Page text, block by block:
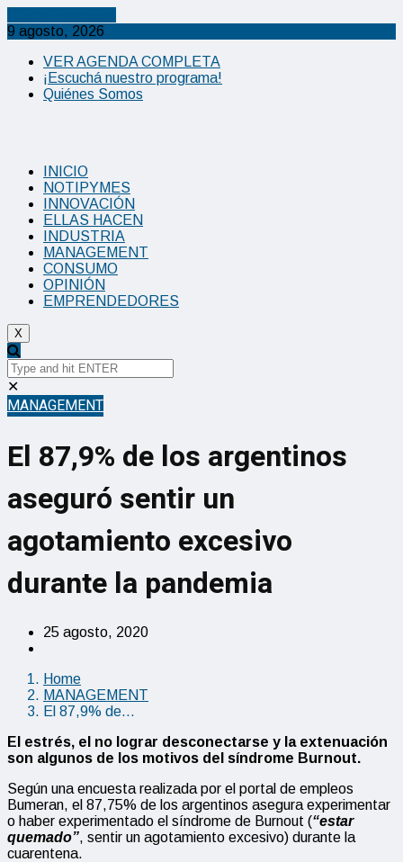
9 agosto, 2026
VER AGENDA COMPLETA
¡Escuchá nuestro programa!
Quiénes Somos
INICIO
NOTIPYMES
INNOVACIÓN
ELLAS HACEN
INDUSTRIA
MANAGEMENT
CONSUMO
OPINIÓN
EMPRENDEDORES
X
✕
MANAGEMENT
El 87,9% de los argentinos
aseguró sentir un
agotamiento excesivo
durante la pandemia
25 agosto, 2020
Home
MANAGEMENT
El 87,9% de…
El estrés, el no lograr desconectarse y la extenuación
son algunos de los motivos del síndrome Burnout.
Según una encuesta realizada por el portal de empleos
Bumeran, el 87,75% de los argentinos asegura experimentar
o haber experimentado el síndrome de Burnout (“estar
quemado”, sentir un agotamiento excesivo) durante la
cuarentena.